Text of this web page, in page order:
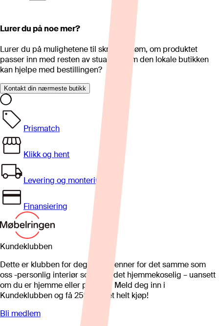
Lurer du på noe mer?
Lurer du på mulighetene til skreddersøm, om produktet
passer inn med resten av stua eller om den lokale butikken
kan hjelpe med bestillingen?
Kontakt din nærmeste butikk
Prismatch
Klikk og hent
Levering og montering
Finansiering
Kundeklubben
Dette er klubben for deg som brenner for det samme som
oss -personlig interiør som gjør det hjemmekoselig – uansett
om du er hjemme eller på hytta. Meld deg inn i
Kundeklubben og få 25%* på et helt kjøp!
Bli medlem